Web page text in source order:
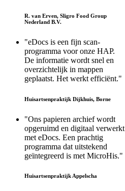
R. van Erven, Sligro Food Group
Nederland B.V.
"eDocs is een fijn scan-
programma voor onze HAP.
De informatie wordt snel en
overzichtelijk in mappen
geplaatst. Het werkt efficiënt."
Huisartsenpraktijk Dijkhuis, Borne
"Ons papieren archief wordt
opgeruimd en digitaal verwerkt
met eDocs. Een prachtig
programma dat uitstekend
geïntegreerd is met MicroHis."
Huisartsenpraktijk Appelscha